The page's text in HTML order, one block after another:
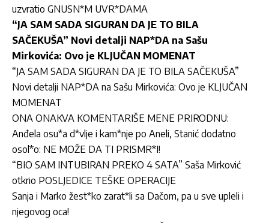
uzvratio GNUSN*M UVR*DAMA
“JA SAM SADA SIGURAN DA JE TO BILA
SAČEKUŠA” Novi detalji NAP*DA na Sašu
Mirkovića: Ovo je KLJUČAN MOMENAT
“JA SAM SADA SIGURAN DA JE TO BILA SAČEKUŠA”
Novi detalji NAP*DA na Sašu Mirkovića: Ovo je KLJUČAN
MOMENAT
ONA ONAKVA KOMENTARIŠE MENE PRIRODNU:
Anđela osu*a d*vlje i kam*nje po Aneli, Stanić dodatno
osol*o: NE MOŽE DA TI PRISMR*I!
“BIO SAM INTUBIRAN PREKO 4 SATA” Saša Mirković
otkrio POSLJEDICE TEŠKE OPERACIJE
Sanja i Marko žest*ko zarat*li sa Dačom, pa u sve upleli i
njegovog oca!